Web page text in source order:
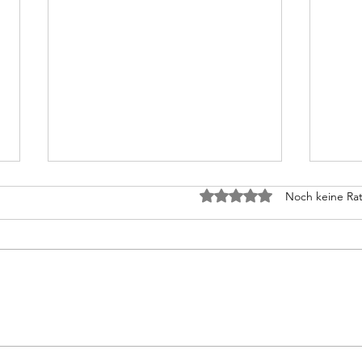
Die Sprachkritik im
Die
Mit 0 von 5 Sternen
Noch keine